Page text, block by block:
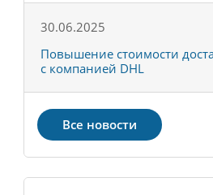
30.06.2025
Повышение стоимости
с компанией DHL
Все новости